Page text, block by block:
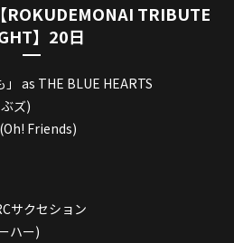
ROKUDEMONAI TRIBUTE
】20日
as THE BLUE HEARTS
ズ)
Friends)
サクセション
ハー)